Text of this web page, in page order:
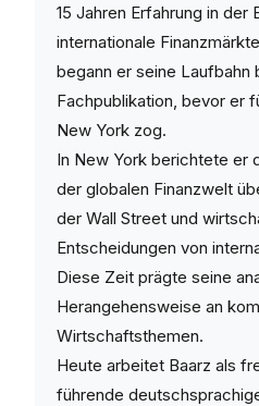
15 Jahren Erfahrung in
internationale
begann er seine Laufbahn
Fachpublikation, bevor er
New York zog.
In New York berichtete er
der globalen Finanzwelt
der Wall Street und
Entscheidungen von
Diese Zeit prägte seine
Herangehensweise an
Wirtschaftsthemen.
Heute arbeitet Baarz als
führende